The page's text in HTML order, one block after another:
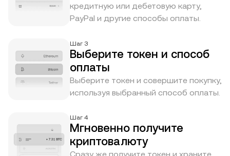
кредитную или дебетовую карту,
PayPal и другие способы оплаты.
Шаг 3
Выберите токен и способ
оплаты
Выберите токен и совершите покупку,
используя выбранный способ оплаты.
Шаг 4
Мгновенно получите
криптовалюту